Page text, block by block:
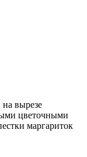
вырезе
цветочными
маргариток